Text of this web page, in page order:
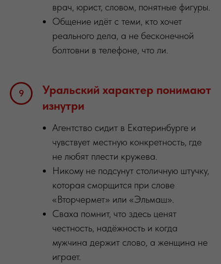
врач, юрист, словом, понятные фигуры.
Общение идёт с теми, кто хочет
реального дела, а не бесконечной
болтовни в телефоне, что ли.
Уральский характер понимают
изнутри
Агентство сидит в Екатеринбурге и
чувствует местную конкретность, где
не любят плести кружева.
Никому не подсунут столичную штучку,
которая сморщится при слове
«Вторчермет» или «Эльмаш».
Сваха помнит, что здесь ценят
честность, надёжность и когда
мужчина держит слово, а женщина не
играет.